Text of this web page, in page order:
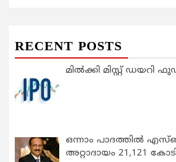
RECENT POSTS
മിൽക്കി മിസ്റ്റ് ഡയറി
ഒന്നാം പാദത്തിൽ
അറ്റാദായം 21,121